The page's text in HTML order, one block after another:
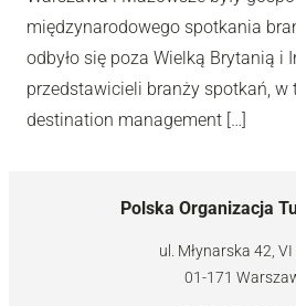
międzynarodowego spotkania
odbyło się poza Wielką Brytanią i
przedstawicieli branży spotkań,
destination management […]
Polska Organizacja
ul. Młynarska 42,
01-171